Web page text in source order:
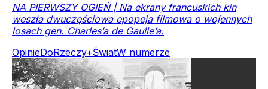
NA PIERWSZY OGIEŃ | Na ekrany francuskich kin
weszła dwuczęściowa epopeja filmowa o wojennych
losach gen. Charles’a de Gaulle’a.
OpinieDoRzeczy+ŚwiatW numerze